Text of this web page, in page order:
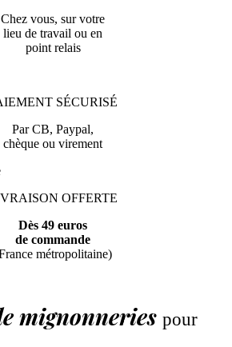
Chez vous, sur votre
lieu de travail ou en
point relais
SÉCURISÉ
Par CB, Paypal,
chèque ou virement
OFFERTE
Dès 49 euros
de commande
métropolitaine)
mignonneries pour